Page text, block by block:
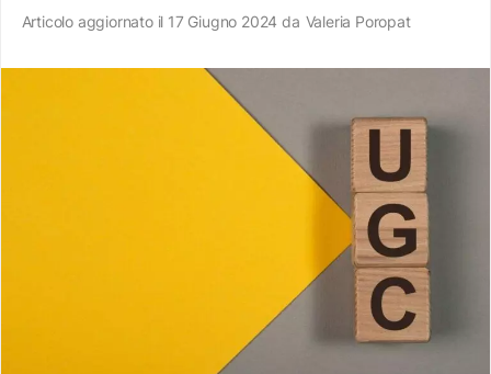
Articolo aggiornato il 17 Giugno 2024 da Valeria Poropat